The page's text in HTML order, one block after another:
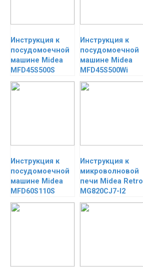
Инструкция к
посудомоечной
машине Midea
MFD45S500S
Инструкция к
посудомоечной
машине Midea
MFD45S500Wi
Инструкция к
посудомоечной
машине Midea
MFD60S110S
Инструкция к
микроволновой
печи Midea Retro
MG820CJ7-I2